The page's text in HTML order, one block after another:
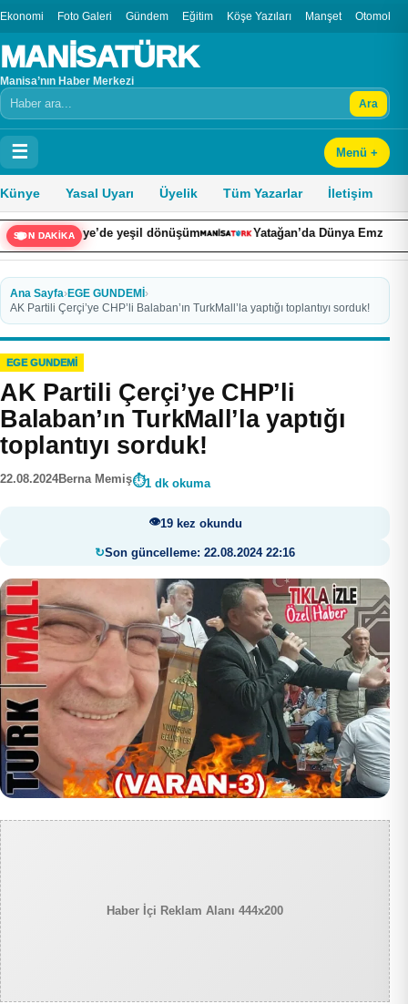
Ekonomi Foto Galeri Gündem Eğitim Köşe Yazıları Manşet Otomobil
MANİSATÜRK
Manisa’nın Haber Merkezi
Arama Ara
☰ Menü +
Künye Yasal Uyarı Üyelik Tüm Yazarlar İletişim
SON DAKİKAyeşil dönüşüm Yatağan’da Dünya Emzirme Haftası
Ana Sayfa›EGE GUNDEMİ ›
AK Partili Çerçi’ye CHP’li Balaban’ın TurkMall’la yaptığı toplantıyı sorduk!
EGE GUNDEMİ
AK Partili Çerçi’ye CHP’li
Balaban’ın TurkMall’la yaptığı
toplantıyı sorduk!
22.08.2024Berna Memiş 1 dk okuma
19 kez okundu
Son güncelleme: 22.08.2024 22:16
Haber İçi Reklam Alanı 444x200